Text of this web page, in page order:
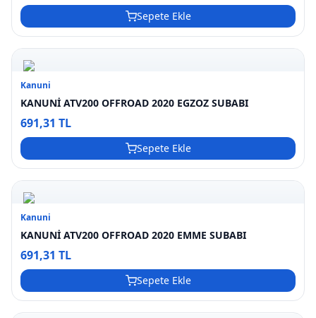
Sepete Ekle
Kanuni
KANUNİ ATV200 OFFROAD 2020 EGZOZ SUBABI
691,31 TL
Sepete Ekle
Kanuni
KANUNİ ATV200 OFFROAD 2020 EMME SUBABI
691,31 TL
Sepete Ekle